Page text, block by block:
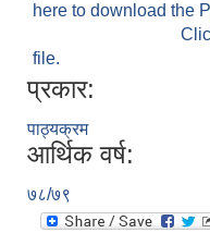
here to download the
file.
प्रकार:
पाठ्यक्रम
आर्थिक वर्ष:
७८/७९